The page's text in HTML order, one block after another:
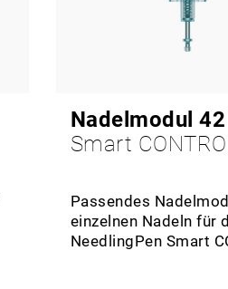
Smart
Passendes
einzelnen Nadeln für
NeedlingPen Smart